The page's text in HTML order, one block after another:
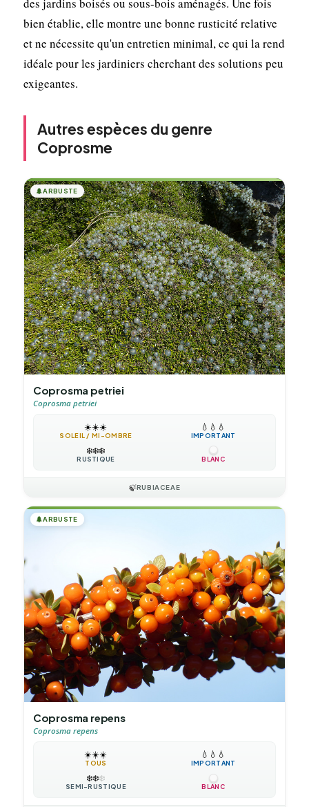
bien établie, elle montre une bonne rusticité relative
et ne nécessite qu'un entretien minimal, ce qui la rend
idéale pour les jardiniers cherchant des solutions peu
exigeantes.
Autres espèces du genre
Coprosme
🌲ARBUSTE
Coprosma petriei
Coprosma petriei
☀️☀️☀️
SOLEIL / MI-OMBRE
💧 💧 💧
IMPORTANT
❄️❄️❄️
RUSTIQUE BLANC
🍃RUBIACEAE
🌲ARBUSTE
Coprosma repens
Coprosma repens
☀️☀️☀️
TOUS
💧 💧 💧
IMPORTANT
❄️❄️❄️
SEMI-RUSTIQUE BLANC